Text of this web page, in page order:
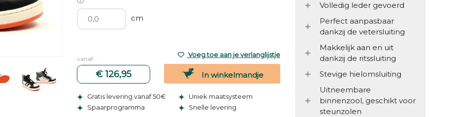
cm
vanaf
€ 126,95
Voeg toe aan je verlanglijstje
In winkelmandje
Gratis levering vanaf 50€
Uniek maatsysteem
Spaarprogramma
Snelle levering
Volledig leder gevoerd
Perfect aanpasbaar
dankzij de vetersluiting
Makkelijk aan en uit
dankzij de ritssluiting
Stevige hielomsluiting
Uitneembare
binnenzool, geschikt voor
steunzolen